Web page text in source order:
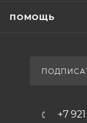
ПОМОЩЬ
+7